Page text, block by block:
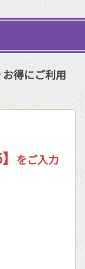
お得にご利用
をご入力